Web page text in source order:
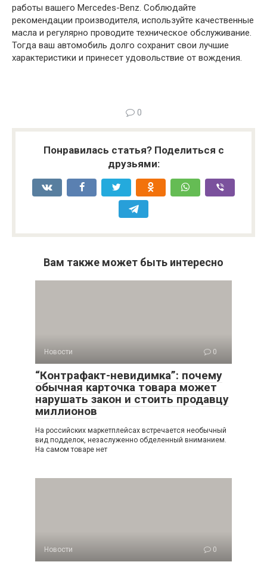
работы вашего Mercedes-Benz. Соблюдайте
рекомендации производителя, используйте качественные
масла и регулярно проводите техническое обслуживание.
Тогда ваш автомобиль долго сохранит свои лучшие
характеристики и принесет удовольствие от вождения.
0
Понравилась статья? Поделиться с
друзьями:
Вам также может быть интересно
Новости 0
“Контрафакт-невидимка”: почему
обычная карточка товара может
нарушать закон и стоить продавцу
миллионов
На российских маркетплейсах встречается необычный
вид подделок, незаслуженно обделенный вниманием.
На самом товаре нет
Новости 0